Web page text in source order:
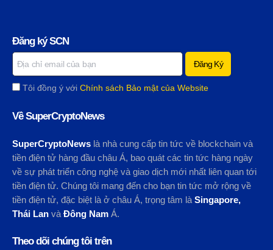
Đăng ký SCN
Tôi đồng ý với Chính sách Bảo mật của Website
Về SuperCryptoNews
SuperCryptoNews là nhà cung cấp tin tức về blockchain và
tiền điện tử hàng đầu châu Á, bao quát các tin tức hàng ngày
về sự phát triển công nghệ và giao dịch mới nhất liên quan tới
tiền điện tử. Chúng tôi mang đến cho bạn tin tức mở rộng về
tiền điện tử, đặc biệt là ở châu Á, trọng tâm làSingapore,
Thái Lan vàĐông Nam Á.
Theo dõi chúng tôi trên